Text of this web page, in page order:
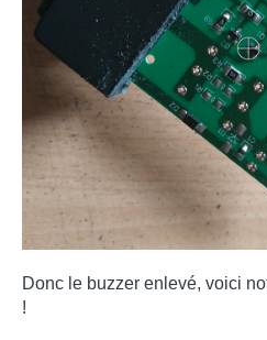
Donc le buzzer enlevé, voici
!